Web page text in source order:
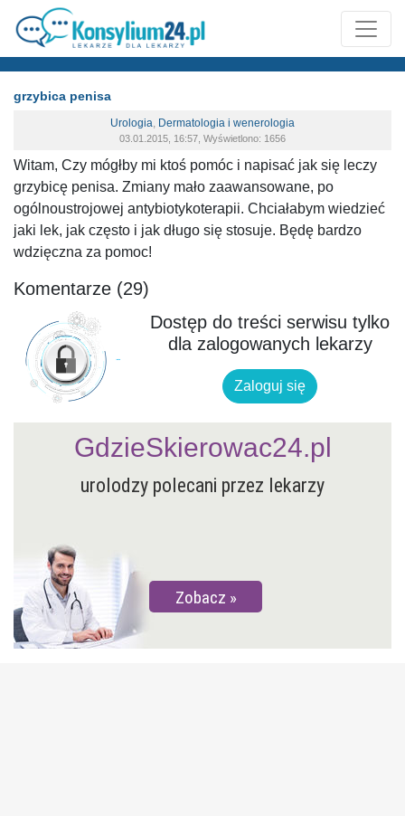
grzybica penisa
Urologia, Dermatologia i wenerologia
03.01.2015, 16:57, Wyświetlono: 1656
Witam, Czy mógłby mi ktoś pomóc i napisać jak się leczy
grzybicę penisa. Zmiany mało zaawansowane, po
ogólnoustrojowej antybiotykoterapii. Chciałabym wiedzieć
jaki lek, jak często i jak długo się stosuje. Będę bardzo
wdzięczna za pomoc!
Komentarze (29)
Dostęp do treści serwisu tylko
dla zalogowanych lekarzy
Zaloguj się
urolodzy polecani przez lekarzy
Zobacz
GdzieSkierowac24.pl